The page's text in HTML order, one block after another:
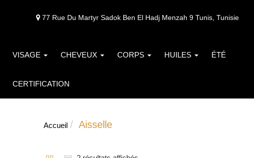
77 Rue Du Martyr Sadok Ben El Hadj Menzah 9 Tunis, Tunisie
VISAGE CHEVEUX CORPS HUILES ÉTÉ
CERTIFICATION
Accueil Aisselle